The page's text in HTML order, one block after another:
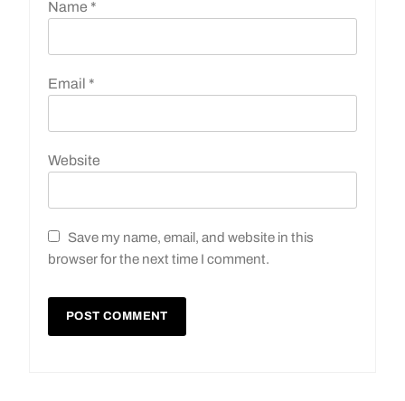
Name *
Email *
Website
Save my name, email, and website in this
browser for the next time I comment.